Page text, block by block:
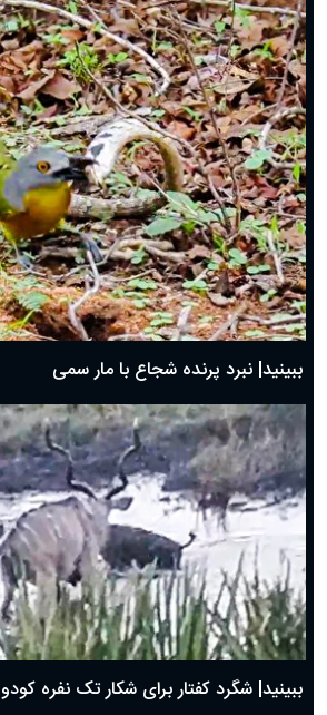
ببینید| نبرد پرنده شجاع با مار سمی
ببینید| شگرد کفتار برای شکار تک نفره کودو